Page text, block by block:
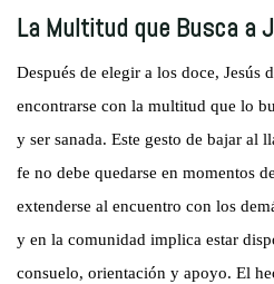
La Multitud que Busca a
Después de elegir a los doce, Jesús
encontrarse con la multitud que lo
y ser sanada. Este gesto de bajar al
fe no debe quedarse en momentos
extenderse al encuentro con los
y en la comunidad implica estar
consuelo, orientación y apoyo. El